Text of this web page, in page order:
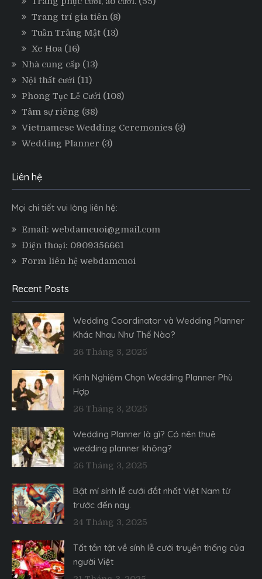
Trang trí gia tiên (8)
Tuần Trăng Mật (13)
Xe Hoa (16)
Nhà cung cấp (13)
Nội thất cưới (11)
Phong Tục Lễ Cưới (108)
Tâm sự riêng (38)
Vietnamese Wedding Ceremonies (3)
Wedding Planner (3)
Liên hệ
Mọi chi tiết vui lòng liên hệ:
Email: webdamcuoi@gmail.com
Điện thoại: 0909356661
Form liên hệ webdamcuoi
Recent Posts
Wedding Coordinator và Wedding Planner
Khác Nhau Như Thế Nào?
26 Tháng 3, 2025
Kinh Nghiệm Chọn Wedding Planner Phù
Hợp
26 Tháng 3, 2025
Wedding Planner là gì? Có nên thuê
wedding planner không?
26 Tháng 3, 2025
Bật mí sính lễ cưới đắt nhất Việt Nam từ
trước đến nay.
24 Tháng 3, 2025
Tất tần tật về sính lễ cưới truyền thống của
người Việt